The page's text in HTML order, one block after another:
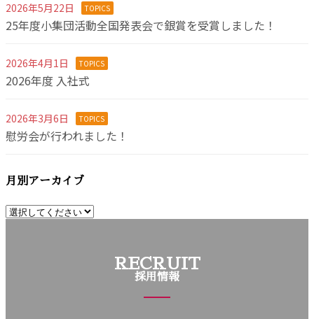
2026年5月22日 TOPICS
25年度小集団活動全国発表会で銀賞を受賞しました！
2026年4月1日 TOPICS
2026年度 入社式
2026年3月6日 TOPICS
慰労会が行われました！
月別アーカイブ
RECRUIT
採用情報